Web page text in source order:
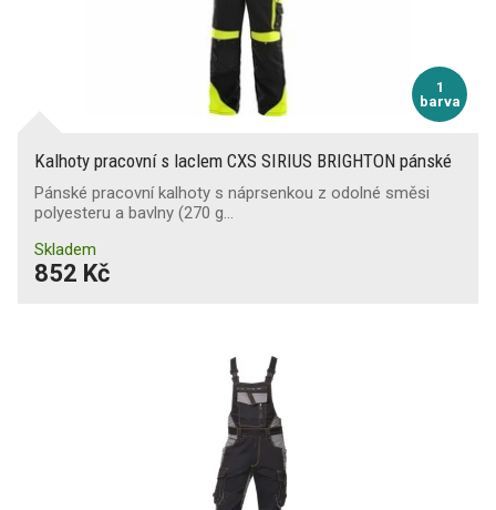
1
barva
Kalhoty pracovní s laclem CXS SIRIUS BRIGHTON pánské
Pánské pracovní kalhoty s náprsenkou z odolné směsi
polyesteru a bavlny (270 g…
Skladem
852 Kč